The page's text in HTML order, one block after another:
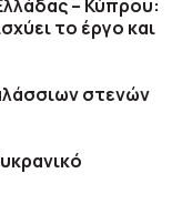
– Κύπρου:
το έργο και
στενών